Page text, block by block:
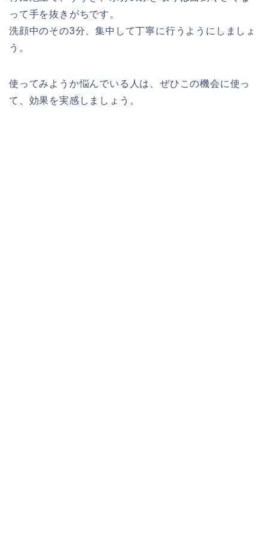
って手を抜きがちです。
洗顔中のその3分、集中して丁寧に行うようにしましょ
う。
使ってみようか悩んでいる人は、ぜひこの機会に使っ
て、効果を実感しましょう。